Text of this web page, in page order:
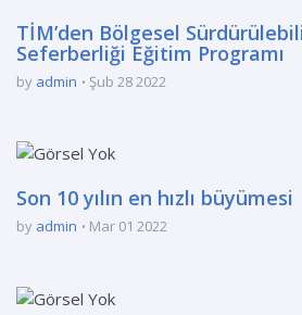
TİM’den Bölgesel
Seferberliği Eğitim Programı
by admin Şub 28 2022
Son 10 yılın en hızlı büyümesi
by admin Mar 01 2022